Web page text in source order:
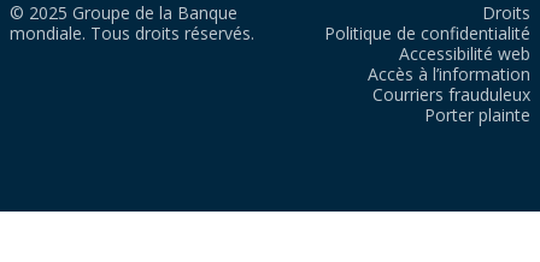
© 2025 Groupe de la Banque
mondiale. Tous droits réservés.
Droits
Politique de confidentialité
Accessibilité web
Accès à l’information
Courriers frauduleux
Porter plainte